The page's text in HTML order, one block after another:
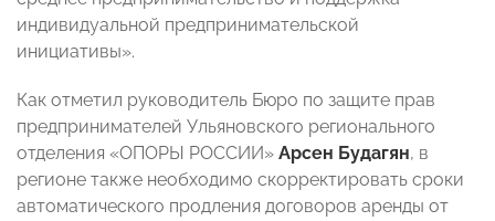
индивидуальной предпринимательской
инициативы».
Как отметил руководитель Бюро по защите прав
предпринимателей Ульяновского регионального
отделения «ОПОРЫ РОССИИ» Арсен Будагян, в
регионе также необходимо скорректировать сроки
автоматического продления договоров аренды от